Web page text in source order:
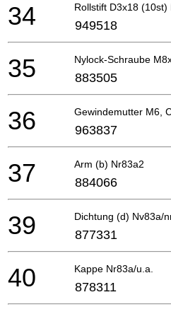
Rollstift D3x18 (10st)
34 949518
Nylock-Schraube
35 883505
Gewindemutter M6,
36 963837
Arm (b) Nr83a2
37 884066
Dichtung (d) Nv83a/
39 877331
Kappe Nr83a/u.a.
40 878311